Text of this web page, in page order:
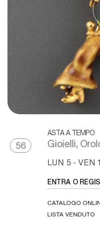
56
ASTA A TEMPO
Gioielli,
LUN 5 - VEN
ENTRA O
CATALOGO
LISTA VENDUTO